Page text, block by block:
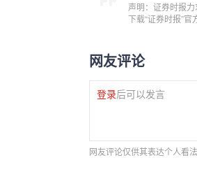
声明：证券时报
下载“证券时报”
网友评论
登录后可以发言
网友评论仅供其表达个人看